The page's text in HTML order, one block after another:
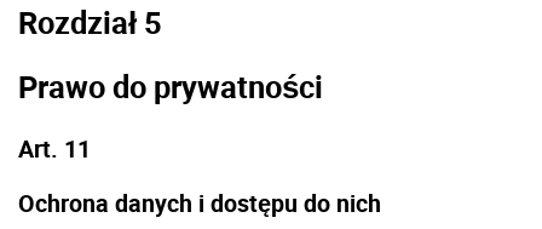
Rozdział 5
Prawo do prywatności
Art. 11
Ochrona danych i dostępu do nich